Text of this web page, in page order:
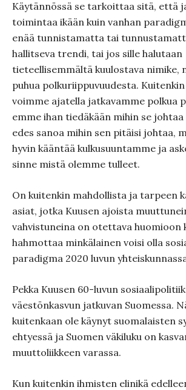
Käytännössä se tarkoittaa sitä, että
toimintaa ikään kuin vanhan
enää tunnistamatta tai
hallitseva trendi, tai jos sille halutaan
tieteellisemmältä kuulostava nimike,
puhua polkuriippuvuudesta.
voimme ajatella jatkavamme polkua
emme ihan tiedäkään mihin se
edes sanoa mihin sen pitäisi johtaa,
hyvin kääntää kulkusuuntamme ja
sinne mistä olemme tulleet.
On kuitenkin mahdollista ja tarpeen
asiat, jotka Kuusen ajoista
vahvistuneina on otettava huomioon
hahmottaa minkälainen voisi olla
paradigma 2020 luvun
Pekka Kuusen 60-luvun
väestönkasvun jatkuvan Suomessa.
kuitenkaan ole käynyt suomalaisten
ehtyessä ja Suomen väkiluku on
muuttoliikkeen varassa.
Kun kuitenkin ihmisten elinikä